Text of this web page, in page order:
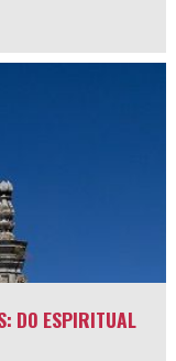
DO ESPIRITUAL